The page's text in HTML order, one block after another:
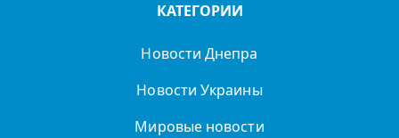
КАТЕГОРИИ
Новости Днепра
Новости Украины
Мировые новости